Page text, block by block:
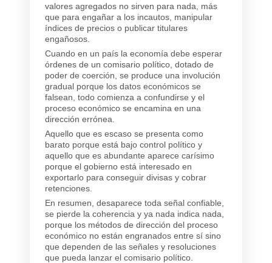
valores agregados no sirven para nada, más
que para engañar a los incautos, manipular
índices de precios o publicar titulares
engañosos.
Cuando en un país la economía debe esperar
órdenes de un comisario político, dotado de
poder de coerción, se produce una involución
gradual porque los datos económicos se
falsean, todo comienza a confundirse y el
proceso económico se encamina en una
dirección errónea.
Aquello que es escaso se presenta como
barato porque está bajo control político y
aquello que es abundante aparece carísimo
porque el gobierno está interesado en
exportarlo para conseguir divisas y cobrar
retenciones.
En resumen, desaparece toda señal confiable,
se pierde la coherencia y ya nada indica nada,
porque los métodos de dirección del proceso
económico no están engranados entre sí sino
que dependen de las señales y resoluciones
que pueda lanzar el comisario político.